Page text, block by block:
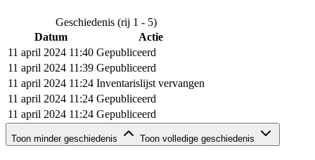
Geschiedenis (rij 1 - 5)
Datum
Actie
11 april 2024 11:40 Gepubliceerd
11 april 2024 11:39 Gepubliceerd
11 april 2024 11:24 Inventarislijst vervangen
11 april 2024 11:24 Gepubliceerd
11 april 2024 11:24 Gepubliceerd
Geschiedenis (rij 6 - 7)
Datum
Actie
Toon minder geschiedenis Toon volledige geschiedenis